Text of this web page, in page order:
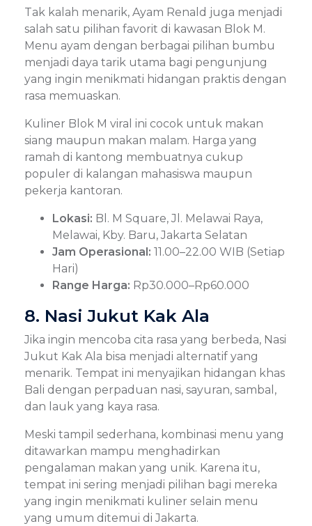
Tak kalah menarik, Ayam Renald juga menjadi
salah satu pilihan favorit di kawasan Blok M.
Menu ayam dengan berbagai pilihan bumbu
menjadi daya tarik utama bagi pengunjung
yang ingin menikmati hidangan praktis dengan
rasa memuaskan.
Kuliner Blok M viral ini cocok untuk makan
siang maupun makan malam. Harga yang
ramah di kantong membuatnya cukup
populer di kalangan mahasiswa maupun
pekerja kantoran.
Lokasi: Bl. M Square, Jl. Melawai Raya,
Melawai, Kby. Baru, Jakarta Selatan
Jam Operasional: 11.00–22.00 WIB (Setiap
Hari)
Range Harga: Rp30.000–Rp60.000
8. Nasi Jukut Kak Ala
Jika ingin mencoba cita rasa yang berbeda, Nasi
Jukut Kak Ala bisa menjadi alternatif yang
menarik. Tempat ini menyajikan hidangan khas
Bali dengan perpaduan nasi, sayuran, sambal,
dan lauk yang kaya rasa.
Meski tampil sederhana, kombinasi menu yang
ditawarkan mampu menghadirkan
pengalaman makan yang unik. Karena itu,
tempat ini sering menjadi pilihan bagi mereka
yang ingin menikmati kuliner selain menu
yang umum ditemui di Jakarta.